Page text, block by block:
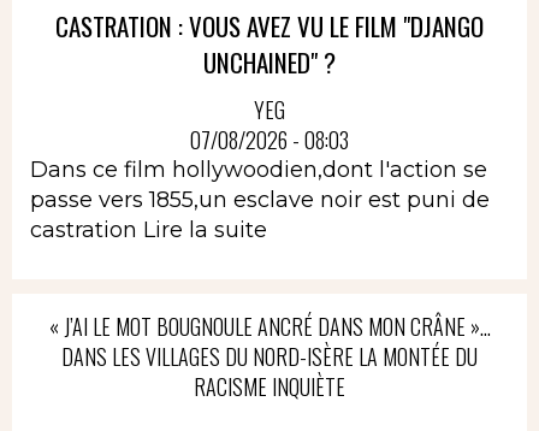
CASTRATION : VOUS AVEZ VU LE FILM "DJANGO
UNCHAINED" ?
YEG
07/08/2026 - 08:03
Dans ce film hollywoodien,dont l'action se
passe vers 1855,un esclave noir est puni de
castration Lire la suite
« J’AI LE MOT BOUGNOULE ANCRÉ DANS MON CRÂNE »…
DANS LES VILLAGES DU NORD-ISÈRE LA MONTÉE DU
RACISME INQUIÈTE